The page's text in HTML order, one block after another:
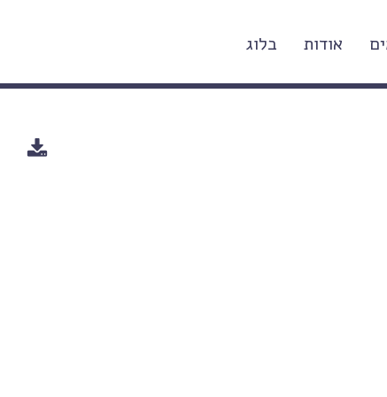
אודות בלוג
וכבוד בדיני בושת במִשְנָה: יחסי